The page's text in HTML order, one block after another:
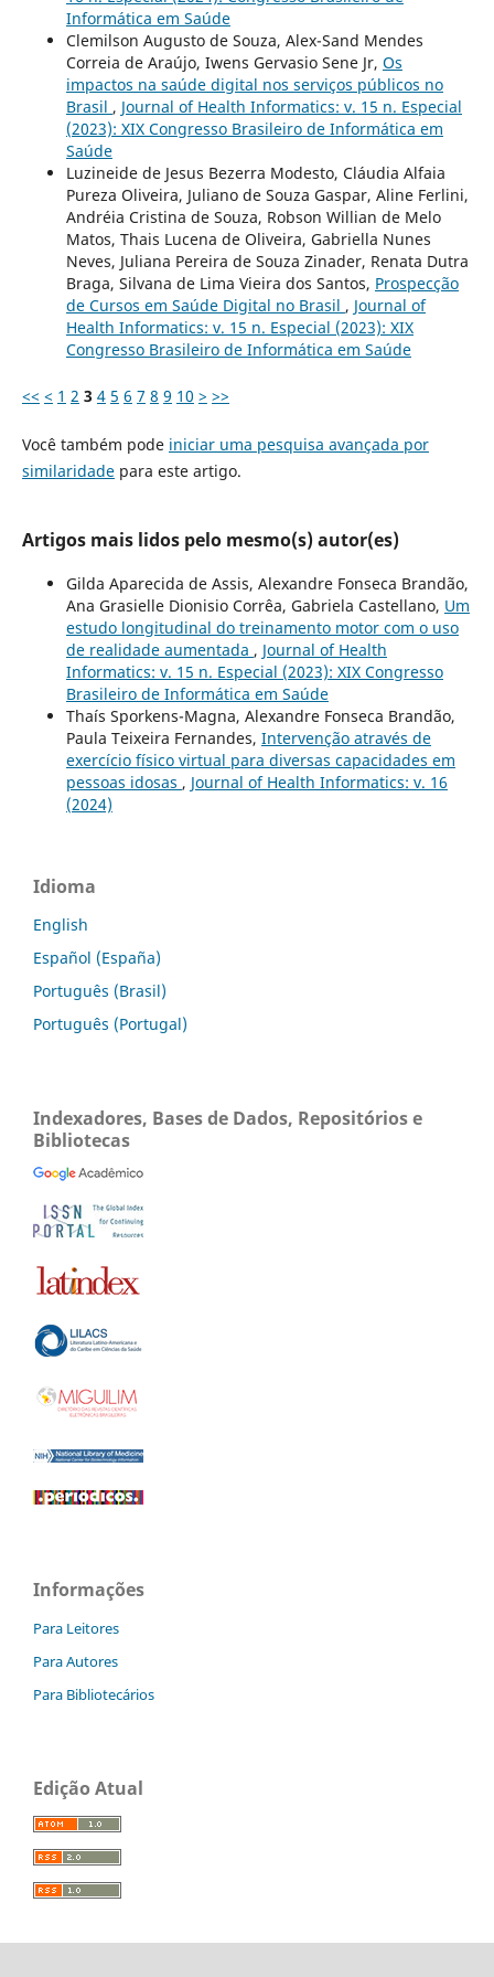
Informática em Saúde
Clemilson Augusto de Souza, Alex-Sand Mendes
Correia de Araújo, Iwens Gervasio Sene Jr, Os
impactos na saúde digital nos serviços públicos no
Brasil , Journal of Health Informatics: v. 15 n. Especial
(2023): XIX Congresso Brasileiro de Informática em
Saúde
Luzineide de Jesus Bezerra Modesto, Cláudia Alfaia
Pureza Oliveira, Juliano de Souza Gaspar, Aline Ferlini,
Andréia Cristina de Souza, Robson Willian de Melo
Matos, Thais Lucena de Oliveira, Gabriella Nunes
Neves, Juliana Pereira de Souza Zinader, Renata Dutra
Braga, Silvana de Lima Vieira dos Santos, Prospecção
de Cursos em Saúde Digital no Brasil , Journal of
Health Informatics: v. 15 n. Especial (2023): XIX
Congresso Brasileiro de Informática em Saúde
<< < 1 2 3 4 5 6 7 8 9 10 > >>
Você também pode iniciar uma pesquisa avançada por
similaridadepara este artigo.
Artigos mais lidos pelo mesmo(s) autor(es)
Gilda Aparecida de Assis, Alexandre Fonseca Brandão,
Ana Grasielle Dionisio Corrêa, Gabriela Castellano, Um
estudo longitudinal do treinamento motor com o uso
de realidade aumentada , Journal of Health
Informatics: v. 15 n. Especial (2023): XIX Congresso
Brasileiro de Informática em Saúde
Thaís Sporkens-Magna, Alexandre Fonseca Brandão,
Paula Teixeira Fernandes, Intervenção através de
exercício físico virtual para diversas capacidades em
pessoas idosas , Journal of Health Informatics: v. 16
(2024)
Idioma
English
Español (España)
Português (Brasil)
Português (Portugal)
Indexadores, Bases de Dados, Repositórios e
Bibliotecas
Informações
Para Leitores
Para Autores
Para Bibliotecários
Edição Atual